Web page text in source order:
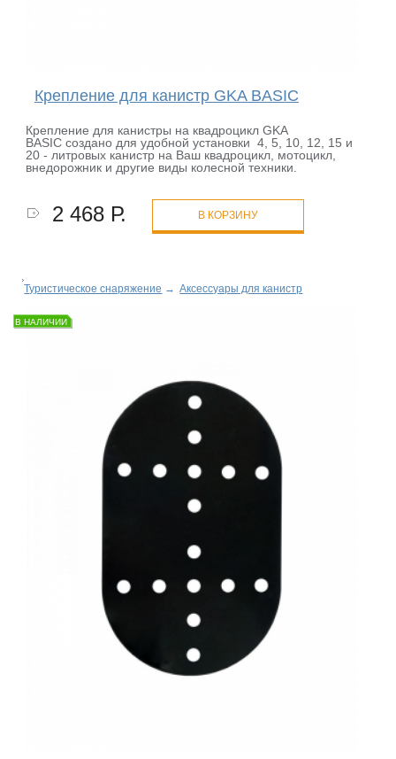
Крепление для канистр GKA BASIC
Крепление для канистры на квадроцикл GKA
BASIC создано для удобной установки 4, 5, 10, 12, 15 и
20 - литровых канистр на Ваш квадроцикл, мотоцикл,
внедорожник и другие виды колесной техники.
2 468 Р. В КОРЗИНУ
Туристическое снаряжение → Аксессуары для канистр
В НАЛИЧИИ